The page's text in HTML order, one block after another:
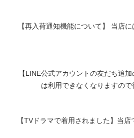
【再入荷通知機能について】 当店
【LINE公式アカウントの友だち追
は利用できなくなりますの
【TVドラマで着用されました】当